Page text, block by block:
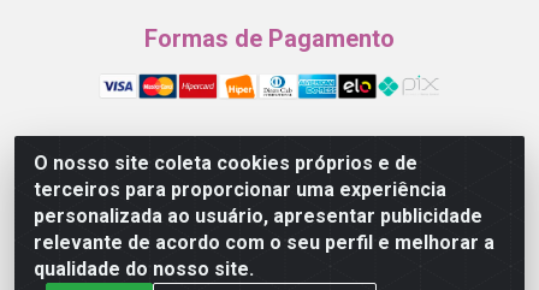
O nosso site coleta cookies próprios e de
terceiros para proporcionar uma experiência
personalizada ao usuário, apresentar publicidade
relevante de acordo com o seu perfil e melhorar a
qualidade do nosso site.
Formas de Pagamento
Garra Animal - Rua Quinze de Novembro, 1120 - Jardim
Continental - Campina Grande/PB - CEP 58.403-290 -
CNPJ 21.445.041/0001-61